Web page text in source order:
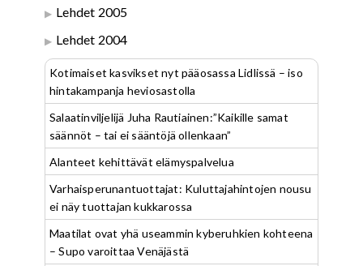
Lehdet 2005
Lehdet 2004
Kotimaiset kasvikset nyt pääosassa Lidlissä – iso
hintakampanja heviosastolla
Salaatinviljelijä Juha Rautiainen:”Kaikille samat
säännöt – tai ei sääntöjä ollenkaan”
Alanteet kehittävät elämyspalvelua
Varhaisperunantuottajat: Kuluttajahintojen nousu
ei näy tuottajan kukkarossa
Maatilat ovat yhä useammin kyberuhkien kohteena
– Supo varoittaa Venäjästä